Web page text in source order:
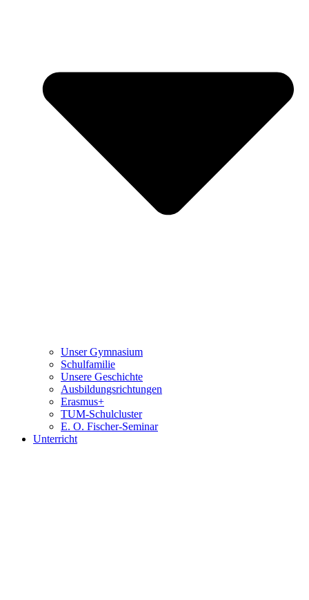
Unser Gymnasium
Schulfamilie
Unsere Geschichte
Ausbildungsrichtungen
Erasmus+
TUM-Schulcluster
E. O. Fischer-Seminar
Unterricht